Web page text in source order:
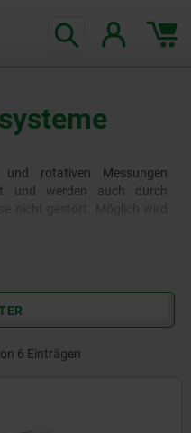
und rotativen Messungen
und werden auch durch
und damit vollkommen
6 Einträgen